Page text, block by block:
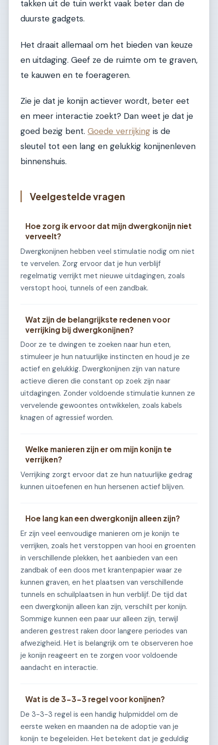
takken uit de tuin werkt vaak beter dan de
duurste gadgets.
Het draait allemaal om het bieden van keuze
en uitdaging. Geef ze de ruimte om te graven,
te kauwen en te foerageren.
Zie je dat je konijn actiever wordt, beter eet
en meer interactie zoekt? Dan weet je dat je
goed bezig bent. Goede verrijking is de
sleutel tot een lang en gelukkig konijnenleven
binnenshuis.
Veelgestelde vragen
Hoe zorg ik ervoor dat mijn dwergkonijn niet
verveelt?
Dwergkonijnen hebben veel stimulatie nodig om niet
te vervelen. Zorg ervoor dat je hun verblijf
regelmatig verrijkt met nieuwe uitdagingen, zoals
verstopt hooi, tunnels of een zandbak.
Wat zijn de belangrijkste redenen voor
verrijking bij dwergkonijnen?
Door ze te dwingen te zoeken naar hun eten,
stimuleer je hun natuurlijke instincten en houd je ze
actief en gelukkig. Dwergkonijnen zijn van nature
actieve dieren die constant op zoek zijn naar
uitdagingen. Zonder voldoende stimulatie kunnen ze
vervelende gewoontes ontwikkelen, zoals kabels
knagen of agressief worden.
Welke manieren zijn er om mijn konijn te
verrijken?
Verrijking zorgt ervoor dat ze hun natuurlijke gedrag
kunnen uitoefenen en hun hersenen actief blijven.
Hoe lang kan een dwergkonijn alleen zijn?
Er zijn veel eenvoudige manieren om je konijn te
verrijken, zoals het verstoppen van hooi en groenten
in verschillende plekken, het aanbieden van een
zandbak of een doos met krantenpapier waar ze
kunnen graven, en het plaatsen van verschillende
tunnels en schuilplaatsen in hun verblijf. De tijd dat
een dwergkonijn alleen kan zijn, verschilt per konijn.
Sommige kunnen een paar uur alleen zijn, terwijl
anderen gestrest raken door langere periodes van
afwezigheid. Het is belangrijk om te observeren hoe
je konijn reageert en te zorgen voor voldoende
aandacht en interactie.
Wat is de 3-3-3 regel voor konijnen?
De 3-3-3 regel is een handig hulpmiddel om de
eerste weken en maanden na de adoptie van je
konijn te begeleiden. Het betekent dat je geduldig